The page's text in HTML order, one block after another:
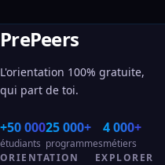
PrePeers
L'orientation 100% gratuite,
qui part de toi.
+50 000
étudiants
25 000+
programmes
4 000+
métiers
ORIENTATION
EXPLORER